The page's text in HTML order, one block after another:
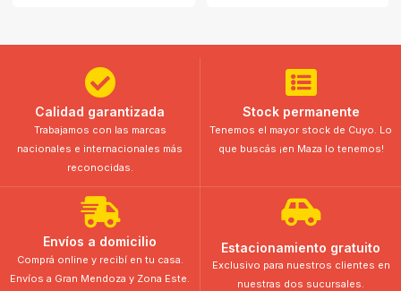
Calidad garantizada
Trabajamos con las marcas
nacionales e internacionales más
reconocidas.
Stock permanente
Tenemos el mayor stock de Cuyo. Lo
que buscás ¡en Maza lo tenemos!
Envíos a domicilio
Comprá online y recibí en tu casa.
Envíos a Gran Mendoza y Zona Este.
Estacionamiento gratuito
Exclusivo para nuestros clientes en
nuestras dos sucursales.